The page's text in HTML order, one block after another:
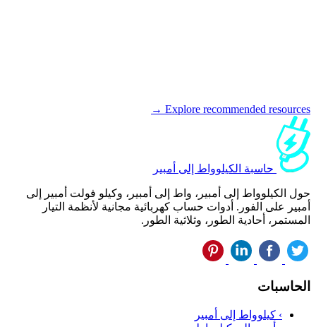
Explore recommended resources →
حاسبة الكيلوواط إلى أمبير
حول الكيلوواط إلى أمبير، واط إلى أمبير، وكيلو فولت أمبير إلى
أمبير على الفور. أدوات حساب كهربائية مجانية لأنظمة التيار
المستمر، أحادية الطور، وثلاثية الطور.
الحاسبات
› كيلوواط إلى أمبير